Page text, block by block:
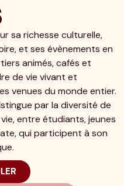
sa richesse culturelle,
et ses évènements en
animés, cafés et
de vie vivant et
venues du monde entier.
par la diversité de
entre étudiants, jeunes
qui participent à son